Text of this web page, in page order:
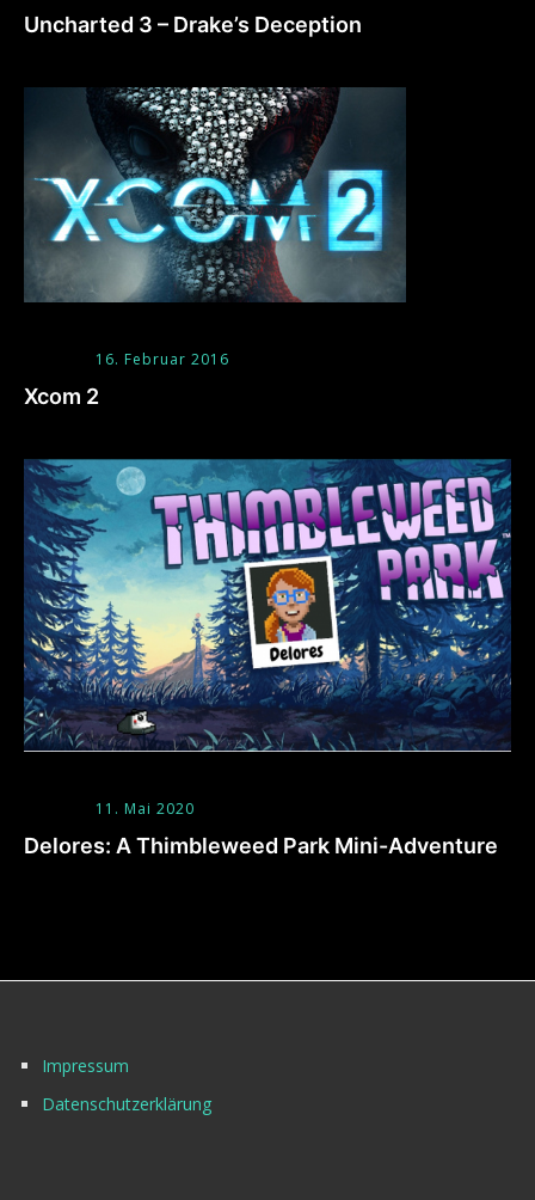
Uncharted 3 – Drake’s Deception
16. Februar 2016
Xcom 2
11. Mai 2020
Delores: A Thimbleweed Park Mini-Adventure
Impressum
Datenschutzerklärung